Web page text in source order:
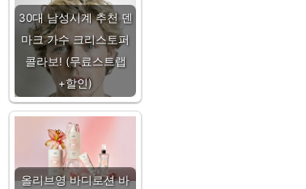
30대 남성시계 추천 덴
마크 가수 크리스토퍼
콜라보! (무료스트랩
+할인)
올리브영 바디로션 바